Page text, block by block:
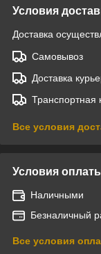
Условия
Доставка
Самовывоз
Доставка
Транспортная
Все условия
Условия
Наличными
Безналичный
Все условия